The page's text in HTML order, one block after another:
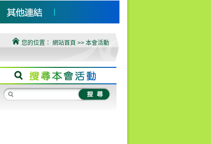
您的位置： 網站首頁 >> 本會活動